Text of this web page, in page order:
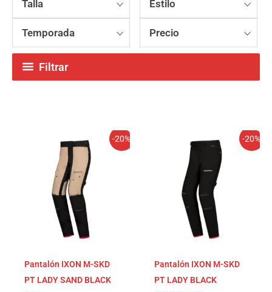
Talla Estilo
Temporada Precio
Filtrar
-20%
Pantalón IXON M-SKD
PT LADY SAND BLACK
precio
original
era:
399,99€.
precio
-20%
Pantalón IXON M-SKD
PT LADY BLACK
precio
original
era:
399,99€.
precio